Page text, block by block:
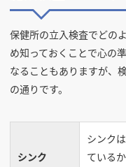
保健所の立入検査でどの
め知っておくことで心の
なることもありますが、
の通りです。
シンク
シンク
ているか